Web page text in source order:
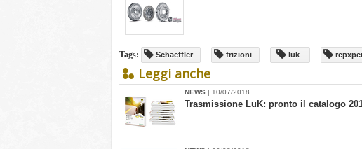
Tags: Schaeffler frizioni luk
Leggi anche
NEWS | 10/07/2018
​Trasmissione LuK: pronto il catalogo